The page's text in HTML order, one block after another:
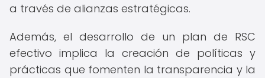
a través de alianzas estratégicas.
Además, el desarrollo de un plan de RSC
efectivo implica la creación de políticas y
prácticas que fomenten la transparencia y la